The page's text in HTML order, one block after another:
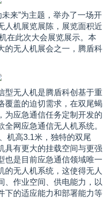
来”为主题，举办了一场开
人机展览展陈，展览面积近
在此次大会展览展示。本
的无人机展会之一，腾盾科
型无人机是腾盾科创基于重
覆盖的迫切需求，在双尾蝎
为应急通信任务定制开发的
网应急通信无人机系统。
机高3.1米，独特的双尾
具有更大的挂载空间与更强
也是目前应急通信领域唯一
的无人机系统，这使得无人
、作业空间、供电能力，以
下的适应能力和部署能力等